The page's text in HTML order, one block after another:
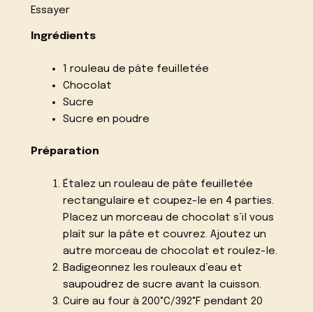
Essayer
Ingrédients
1 rouleau de pâte feuilletée
Chocolat
Sucre
Sucre en poudre
Préparation
Étalez un rouleau de pâte feuilletée
rectangulaire et coupez-le en 4 parties.
Placez un morceau de chocolat s’il vous
plaît sur la pâte et couvrez. Ajoutez un
autre morceau de chocolat et roulez-le.
Badigeonnez les rouleaux d’eau et
saupoudrez de sucre avant la cuisson.
Cuire au four à 200°C/392°F pendant 20